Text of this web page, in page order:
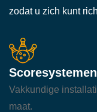
zodat u zich kunt
Scoresystemen
Vakkundige
maat.